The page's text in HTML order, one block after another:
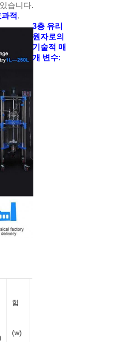
습니다.
적 .
3층 유리
원자로의
기술적 매
개 변수:
힘
(w)